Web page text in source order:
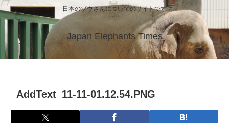
日本のゾウさんについてのサイトです
Japan Elephants Times
AddText_11-11-01.12.54.PNG